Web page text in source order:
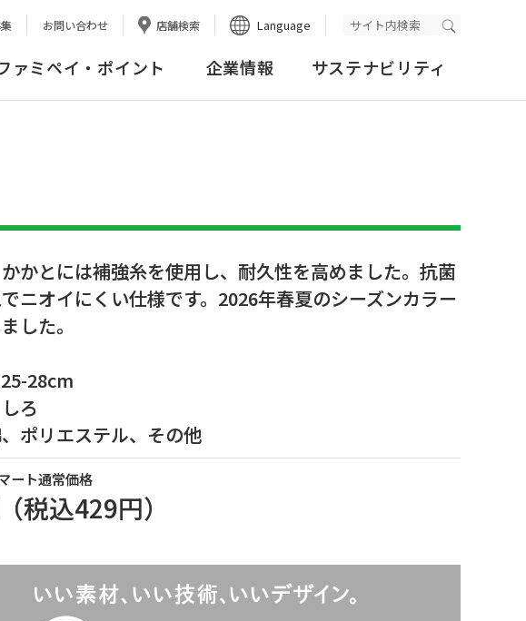
お問い合わせ 店舗検索 Language 検索実行
ァミペイ・ポイント 企業情報 サステナビリティ
かとには補強糸を使用し、耐久性を高めました。抗菌
ニオイにくい仕様です。2026年春夏のシーズンカラー
した。
28cm
ろ
ポリエステル、その他
ート通常価格
（税込429円）